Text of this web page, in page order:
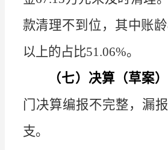
款清理不到位，其中账龄
以上的占比51.06%。
（七）决算（草案
门决算编报不完整，漏
支。